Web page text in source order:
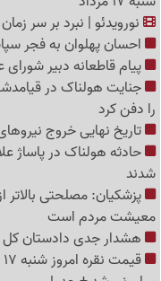
نورویدئو | نبرد بر سر
احسان پهلوان به فجر
پیام قاطعانه دبیر شورای
جنایت هولناک در
را دفن کرد
تاریخ نهایی خروج
شدند
پزشکیان: مصلحتی بالاتر
معیشت مردم است
هشدار جدی دادستان کل